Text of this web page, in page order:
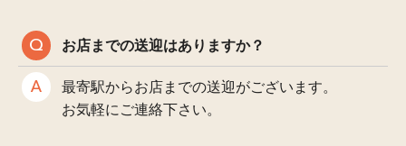
お店までの送迎はありますか？
最寄駅からお店までの送迎がございます。
お気軽にご連絡下さい。